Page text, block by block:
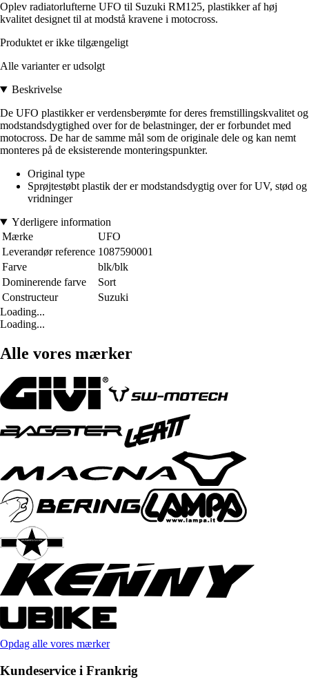
Oplev radiatorlufterne UFO til Suzuki RM125, plastikker af høj
kvalitet designet til at modstå kravene i motocross.
Produktet er ikke tilgængeligt
Alle varianter er udsolgt
Beskrivelse
De UFO plastikker er verdensberømte for deres fremstillingskvalitet og
modstandsdygtighed over for de belastninger, der er forbundet med
motocross. De har de samme mål som de originale dele og kan nemt
monteres på de eksisterende monteringspunkter.
Original type
Sprøjtestøbt plastik der er modstandsdygtig over for UV, stød og
vridninger
Yderligere information
Mærke
UFO
Leverandør reference 1087590001
Farve
blk/blk
Dominerende farve
Sort
Constructeur
Suzuki
Loading...
Loading...
Alle vores mærker
Opdag alle vores mærker
Kundeservice i Frankrig